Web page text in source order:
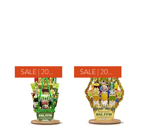
SALE | 20% Off SALE | 20% Off